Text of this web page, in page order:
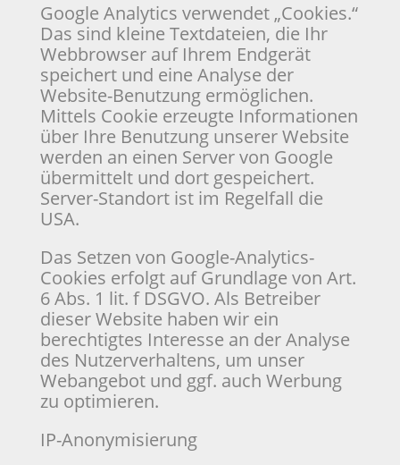
Google Analytics verwendet „Cookies.“
Das sind kleine Textdateien, die Ihr
Webbrowser auf Ihrem Endgerät
speichert und eine Analyse der
Website-Benutzung ermöglichen.
Mittels Cookie erzeugte Informationen
über Ihre Benutzung unserer Website
werden an einen Server von Google
übermittelt und dort gespeichert.
Server-Standort ist im Regelfall die
USA.
Das Setzen von Google-Analytics-
Cookies erfolgt auf Grundlage von Art.
6 Abs. 1 lit. f DSGVO. Als Betreiber
dieser Website haben wir ein
berechtigtes Interesse an der Analyse
des Nutzerverhaltens, um unser
Webangebot und ggf. auch Werbung
zu optimieren.
IP-Anonymisierung